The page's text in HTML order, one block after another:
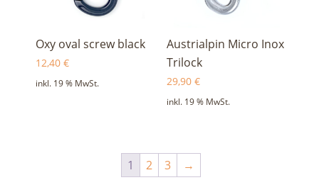
Oxy oval screw black
12,40 €
inkl. 19 % MwSt.
Austrialpin Micro Inox
Trilock
29,90 €
inkl. 19 % MwSt.
1 2 3 →